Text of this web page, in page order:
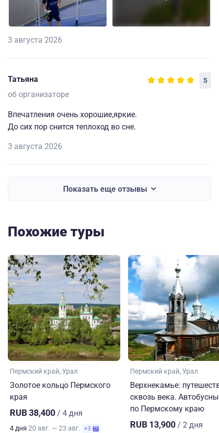
3 августа 2026
Татьяна 5
об организаторе
Впечатления очень хорошие,яркие.
До сих пор снится теплоход во сне.
3 августа 2026
Показать еще отзывы
Похожие туры
Пермский край Урал
Золотое кольцо Пермского
края
RUB 38,400 / 4 дня
4 дня 20 авг. — 23 авг. +3
Пермский край Урал
Верхнекамье:
сквозь века.
по Пермскому краю
RUB 13,900 / 2 дня